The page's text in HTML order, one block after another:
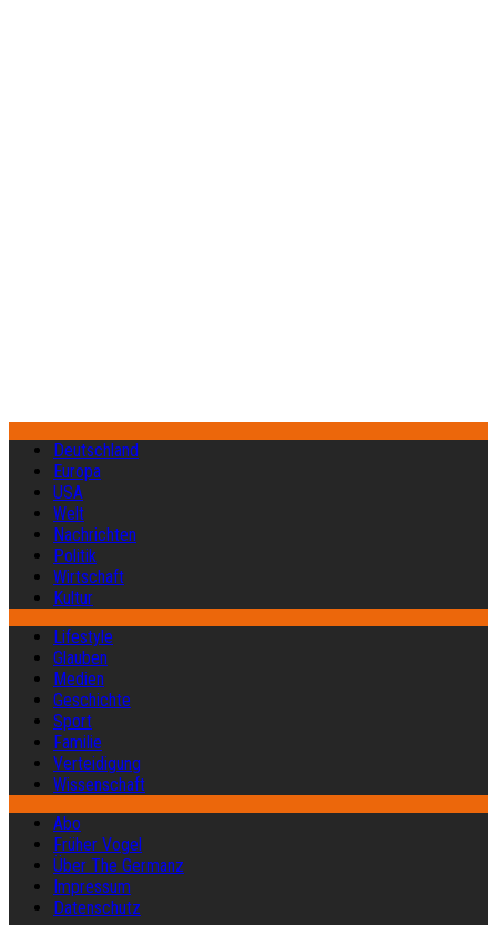
Deutschland
Europa
USA
Welt
Nachrichten
Politik
Wirtschaft
Kultur
Lifestyle
Glauben
Medien
Geschichte
Sport
Familie
Verteidigung
Wissenschaft
Abo
Früher Vogel
Über The Germanz
Impressum
Datenschutz